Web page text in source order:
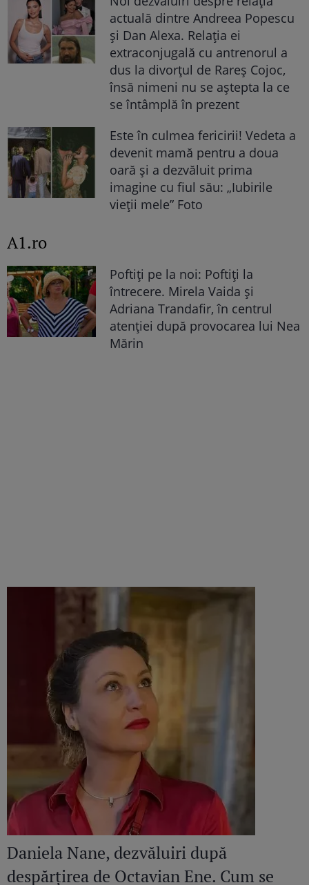
actuală dintre Andreea Popescu
și Dan Alexa. Relația ei
extraconjugală cu antrenorul a
dus la divorțul de Rareș Cojoc,
însă nimeni nu se aștepta la ce
se întâmplă în prezent
Este în culmea fericirii! Vedeta a
devenit mamă pentru a doua
oară și a dezvăluit prima
imagine cu fiul său: „Iubirile
vieții mele” Foto
A1.ro
Poftiți pe la noi: Poftiți la
întrecere. Mirela Vaida și
Adriana Trandafir, în centrul
atenției după provocarea lui Nea
Mărin
Daniela Nane, dezvăluiri după
despărțirea de Octavian Ene. Cum se